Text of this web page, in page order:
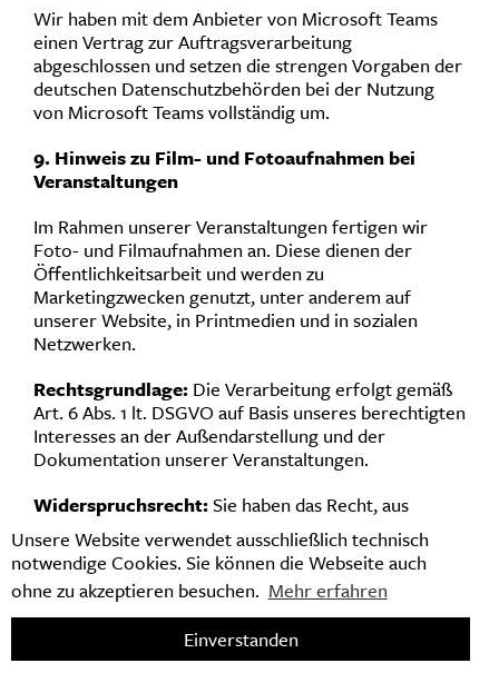
Unsere Website verwendet ausschließlich technisch
notwendige Cookies. Sie können die Webseite auch
ohne zu akzeptieren besuchen. Mehr erfahren
Einverstanden
Wir haben mit dem Anbieter von Microsoft Teams
einen Vertrag zur Auftragsverarbeitung
abgeschlossen und setzen die strengen Vorgaben der
deutschen Datenschutzbehörden bei der Nutzung
von Microsoft Teams vollständig um.
9. Hinweis zu Film- und Fotoaufnahmen bei
Veranstaltungen
Im Rahmen unserer Veranstaltungen fertigen wir
Foto- und Filmaufnahmen an. Diese dienen der
Öffentlichkeitsarbeit und werden zu
Marketingzwecken genutzt, unter anderem auf
unserer Website, in Printmedien und in sozialen
Netzwerken.
Rechtsgrundlage: Die Verarbeitung erfolgt gemäß
Art. 6 Abs. 1 lt. DSGVO auf Basis unseres berechtigten
Interesses an der Außendarstellung und der
Dokumentation unserer Veranstaltungen.
Widerspruchsrecht:Sie haben das Recht, aus
Gründen, die sich aus Ihrer besonderen Situation
ergeben, jederzeit gegen die Verarbeitung Sie
betreffender personenbezogener Daten
Widerspruch einzulegen (Art. 21 DSGVO). Bitte
wenden Sie sich hierfür direkt vor Ort an den
Fotografen/die Fotografin oder nachträglich an uns.